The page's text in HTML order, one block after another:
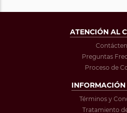
ATENCIÓN AL
Preguntas
Proceso de
INFORMACIÓN
Términos y
Tratamiento